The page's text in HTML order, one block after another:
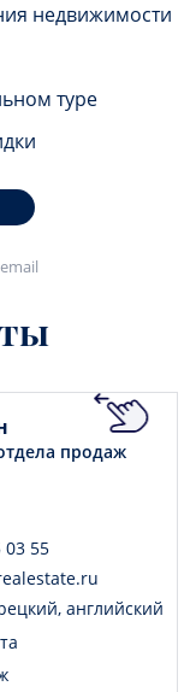
недвижимости
туре
продаж
03 55
английский